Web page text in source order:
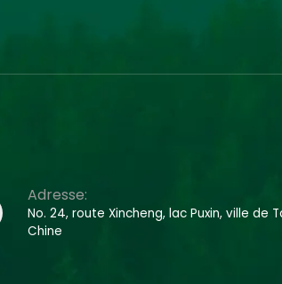
Adresse:
No. 24, route Xincheng, lac Puxin, ville de
Chine